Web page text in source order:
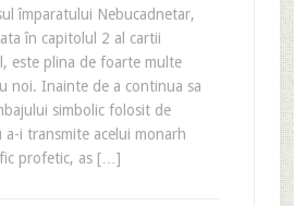
împaratului Nebucadnetar,
în capitolul 2 al cartii
este plina de foarte multe
noi. Inainte de a continua sa
simbolic folosit de
a-i transmite acelui monarh
profetic, as […]